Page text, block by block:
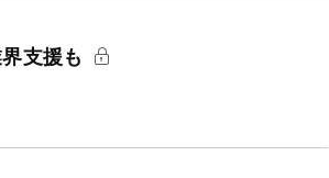
支援も